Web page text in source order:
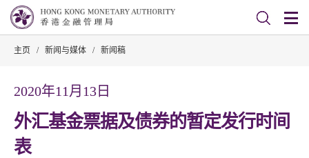
主页 / 新闻与媒体 / 新闻稿
2020年11月13日
外汇基金票据及债券的暂定发行时间
表